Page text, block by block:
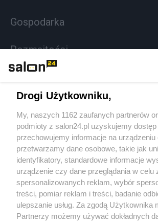
Gospodarka
Rozmaitości
Sport
Społeczeństwo
Kultura
X Facebook Instagram
Drogi Użytkowniku,
My, naszych 1162 zaufanych partnerów
podmioty z salon24.pl uzyskujemy dostęp
przechowujemy informacje na urządzeniu
przetwarzamy dane osobowe, takie jak
identyfikatory, standardowe informacje
urządzenie czy dane przeglądania w celu
spersonalizowanych reklam, wybór
treści, pomiar reklam i treści, badanie
ulepszanie usług. Za zgodą Użytkownika
Partnerzy możemy używać dokładnych